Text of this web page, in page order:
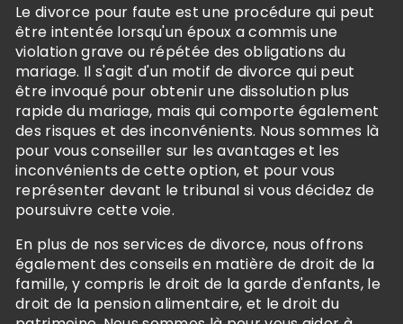
Le divorce pour faute est une procédure qui peut
être intentée lorsqu'un époux a commis une
violation grave ou répétée des obligations du
mariage. Il s'agit d'un motif de divorce qui peut
être invoqué pour obtenir une dissolution plus
rapide du mariage, mais qui comporte également
des risques et des inconvénients. Nous sommes là
pour vous conseiller sur les avantages et les
inconvénients de cette option, et pour vous
représenter devant le tribunal si vous décidez de
poursuivre cette voie.
En plus de nos services de divorce, nous offrons
également des conseils en matière de droit de la
famille, y compris le droit de la garde d'enfants, le
droit de la pension alimentaire, et le droit du